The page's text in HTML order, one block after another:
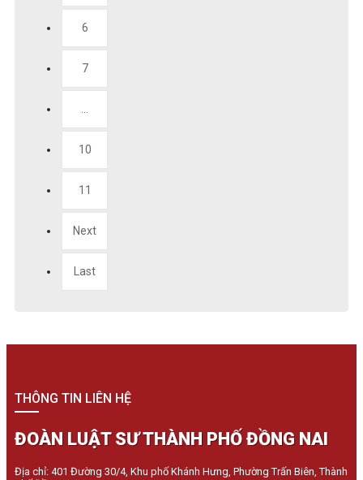
6
7
...
10
11
Next
Last
THÔNG TIN LIÊN HỆ
ĐOÀN LUẬT SƯ THÀNH PHỐ ĐỒNG NAI
Địa chỉ: 401 Đường 30/4, Khu phố Khánh Hưng, Phường Trấn Biên, Thành